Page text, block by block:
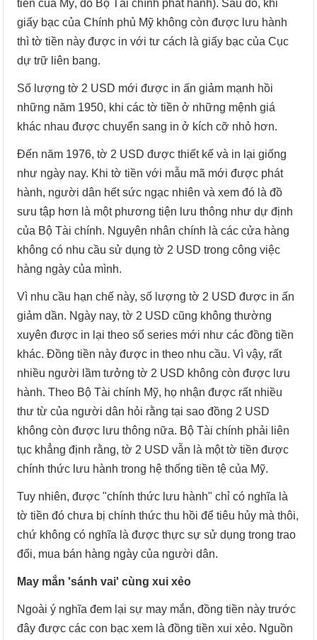
tiên của Mỹ, do Bộ Tài chính phát hành). Sau đó, khi
giấy bạc của Chính phủ Mỹ không còn được lưu hành
thì tờ tiền này được in với tư cách là giấy bạc của Cục
dự trữ liên bang.
Số lượng tờ 2 USD mới được in ấn giảm mạnh hồi
những năm 1950, khi các tờ tiền ở những mệnh giá
khác nhau được chuyển sang in ở kích cỡ nhỏ hơn.
Đến năm 1976, tờ 2 USD được thiết kế và in lại giống
như ngày nay. Khi tờ tiền với mẫu mã mới được phát
hành, người dân hết sức ngạc nhiên và xem đó là đồ
sưu tập hơn là một phương tiện lưu thông như dự định
của Bộ Tài chính. Nguyên nhân chính là các cửa hàng
không có nhu cầu sử dụng tờ 2 USD trong công việc
hàng ngày của mình.
Vì nhu cầu hạn chế này, số lượng tờ 2 USD được in ấn
giảm dần. Ngày nay, tờ 2 USD cũng không thường
xuyên được in lại theo số series mới như các đồng tiền
khác. Đồng tiền này được in theo nhu cầu. Vì vậy, rất
nhiều người lầm tưởng tờ 2 USD không còn được lưu
hành. Theo Bộ Tài chính Mỹ, họ nhận được rất nhiều
thư từ của người dân hỏi rằng tại sao đồng 2 USD
không còn được lưu thông nữa. Bộ Tài chính phải liên
tục khẳng định rằng, tờ 2 USD vẫn là một tờ tiền được
chính thức lưu hành trong hệ thống tiền tệ của Mỹ.
Tuy nhiên, được "chính thức lưu hành" chỉ có nghĩa là
tờ tiền đó chưa bị chính thức thu hồi để tiêu hủy mà thôi,
chứ không có nghĩa là được thực sự sử dụng trong trao
đổi, mua bán hàng ngày của người dân.
May mắn 'sánh vai' cùng xui xẻo
Ngoài ý nghĩa đem lại sự may mắn, đồng tiền này trước
đây được các con bạc xem là đồng tiền xui xẻo. Nguồn